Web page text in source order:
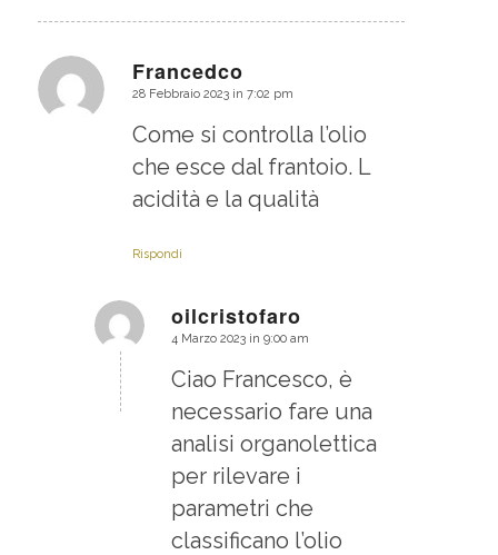
Francedco
dice:
28 Febbraio 2023 in 7:02 pm
Come si controlla l’olio
che esce dal frantoio. L
acidità e la qualità
Rispondi
oilcristofaro
dice:
4 Marzo 2023 in 9:00 am
Ciao Francesco, è
necessario fare una
analisi organolettica
per rilevare i
parametri che
classificano l’olio